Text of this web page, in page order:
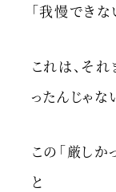
「我慢でき
これは、そ
ったんじゃな
この「厳しか
と